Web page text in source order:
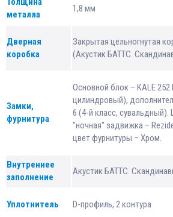
металла
1,8 мм
Дверная
коробка
Закрытая цельногнутая
(Акустик БАТТС.
Замки,
фурнитура
Основной блок – KALE 252
цилиндровый),
6 (4-й класс,
"ночная" задвижка –
цвет фурнитуры – Хром.
Внутреннее
заполнение
Акустик БАТТС.
Уплотнитель D-профиль, 2 контура